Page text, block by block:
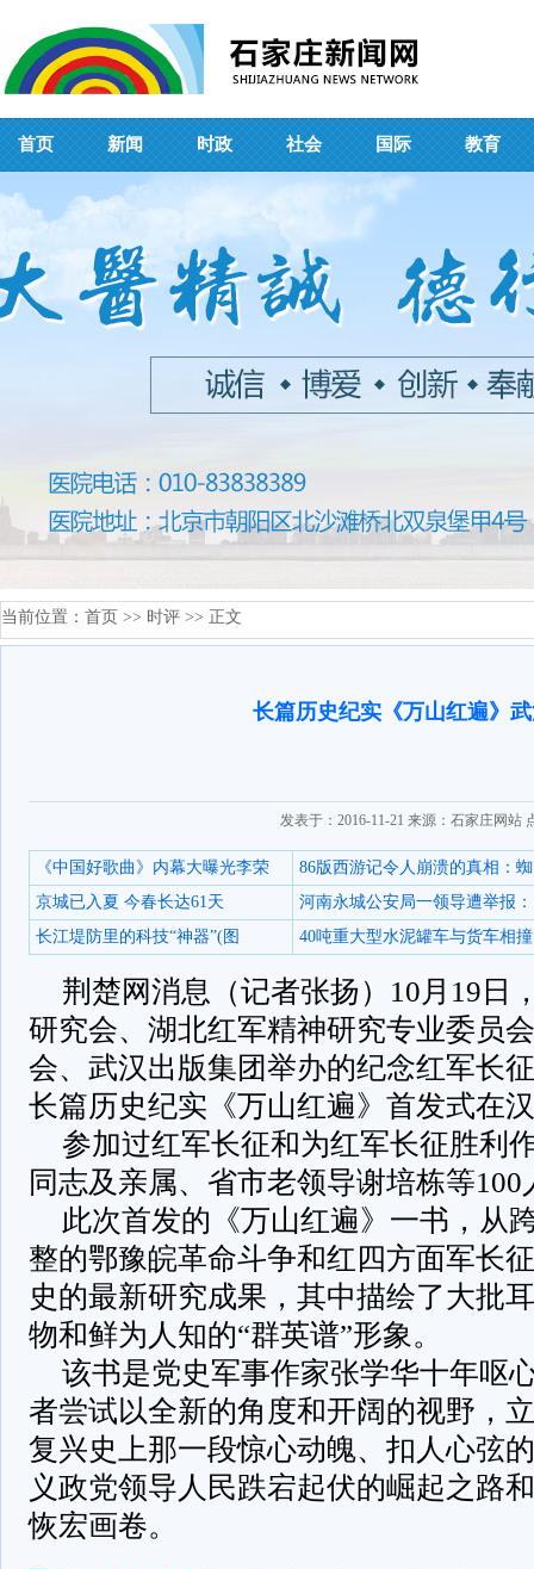
首页 新闻 时政 社会 国际 教育
当前位置： 首页 >> 时评 >> 正文
长篇历史纪实《万山红遍》
发表于：2016-11-21 来源：石家庄网站
《中国好歌曲》内幕大曝光李荣
86版西游记令人崩溃的真相：蜘
京城已入夏 今春长达61天
河南永城公安局一领导遭举报：
长江堤防里的科技“神器”(图
40吨重大型水泥罐车与货车相撞
荆楚网消息（记者张扬）10月19日
研究会、湖北红军精神研究专业委员
会、武汉出版集团举办的纪念红军长
长篇历史纪实《万山红遍》首发式在
参加过红军长征和为红军长征胜利
同志及亲属、省市老领导谢培栋等
此次首发的《万山红遍》一书，从
整的鄂豫皖革命斗争和红四方面军长
史的最新研究成果，其中描绘了大批
物和鲜为人知的“群英谱”形象。
该书是党史军事作家张学华十年呕
者尝试以全新的角度和开阔的视野，
复兴史上那一段惊心动魄、扣人心弦
义政党领导人民跌宕起伏的崛起之路
恢宏画卷。